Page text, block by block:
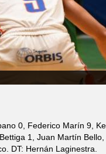
0, Federico Marín 9,
1, Juan Martín
DT: Hernán Laginestra.